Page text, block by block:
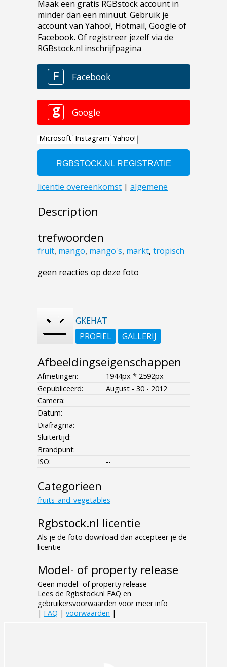
Description
trefwoorden
fruit, mango, mango's, markt, tropisch
geen reacties op deze foto
GKEHAT
PROFIEL
GALLERIJ
Afbeeldingseigenschappen
Afmetingen:
1944px * 2592px
Gepubliceerd:
August - 30 - 2012
Camera:
Datum:
--
Diafragma:
--
Sluitertijd:
--
Brandpunt:
ISO:
--
Categorieen
fruits_and_vegetables
Rgbstock.nl licentie
Als je de foto download dan accepteer je de
licentie
Model- of property release
Geen model- of property release
Lees de Rgbstock.nl FAQ en
gebruikersvoorwaarden voor meer info
| FAQ | voorwaarden |